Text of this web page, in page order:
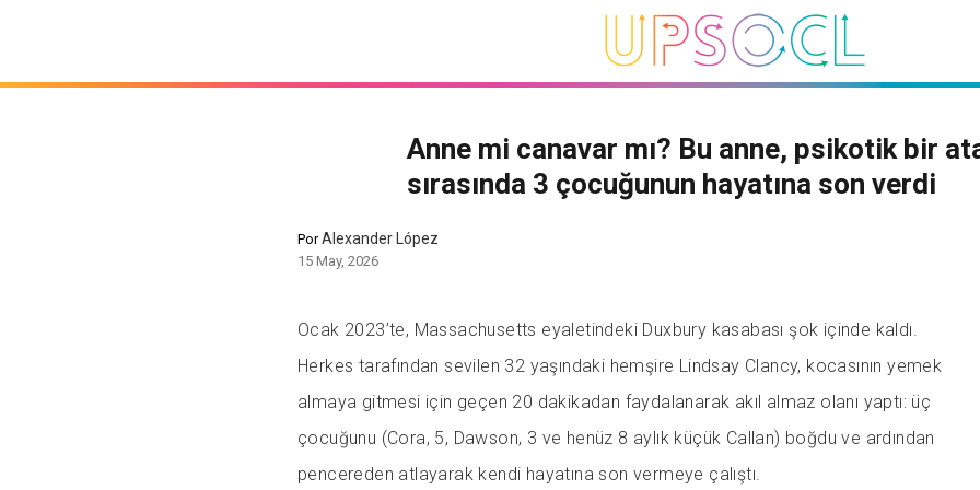
Anne mi canavar mı? Bu anne, psikotik bir
sırasında 3 çocuğunun hayatına son verdi
PorAlexander López
15 May, 2026
Ocak 2023’te, Massachusetts eyaletindeki Duxbury kasabası şok içinde kaldı.
Herkes tarafından sevilen 32 yaşındaki hemşire Lindsay Clancy, kocasının yemek
almaya gitmesi için geçen 20 dakikadan faydalanarak akıl almaz olanı yaptı: üç
çocuğunu (Cora, 5, Dawson, 3 ve henüz 8 aylık küçük Callan) boğdu ve ardından
pencereden atlayarak kendi hayatına son vermeye çalıştı.